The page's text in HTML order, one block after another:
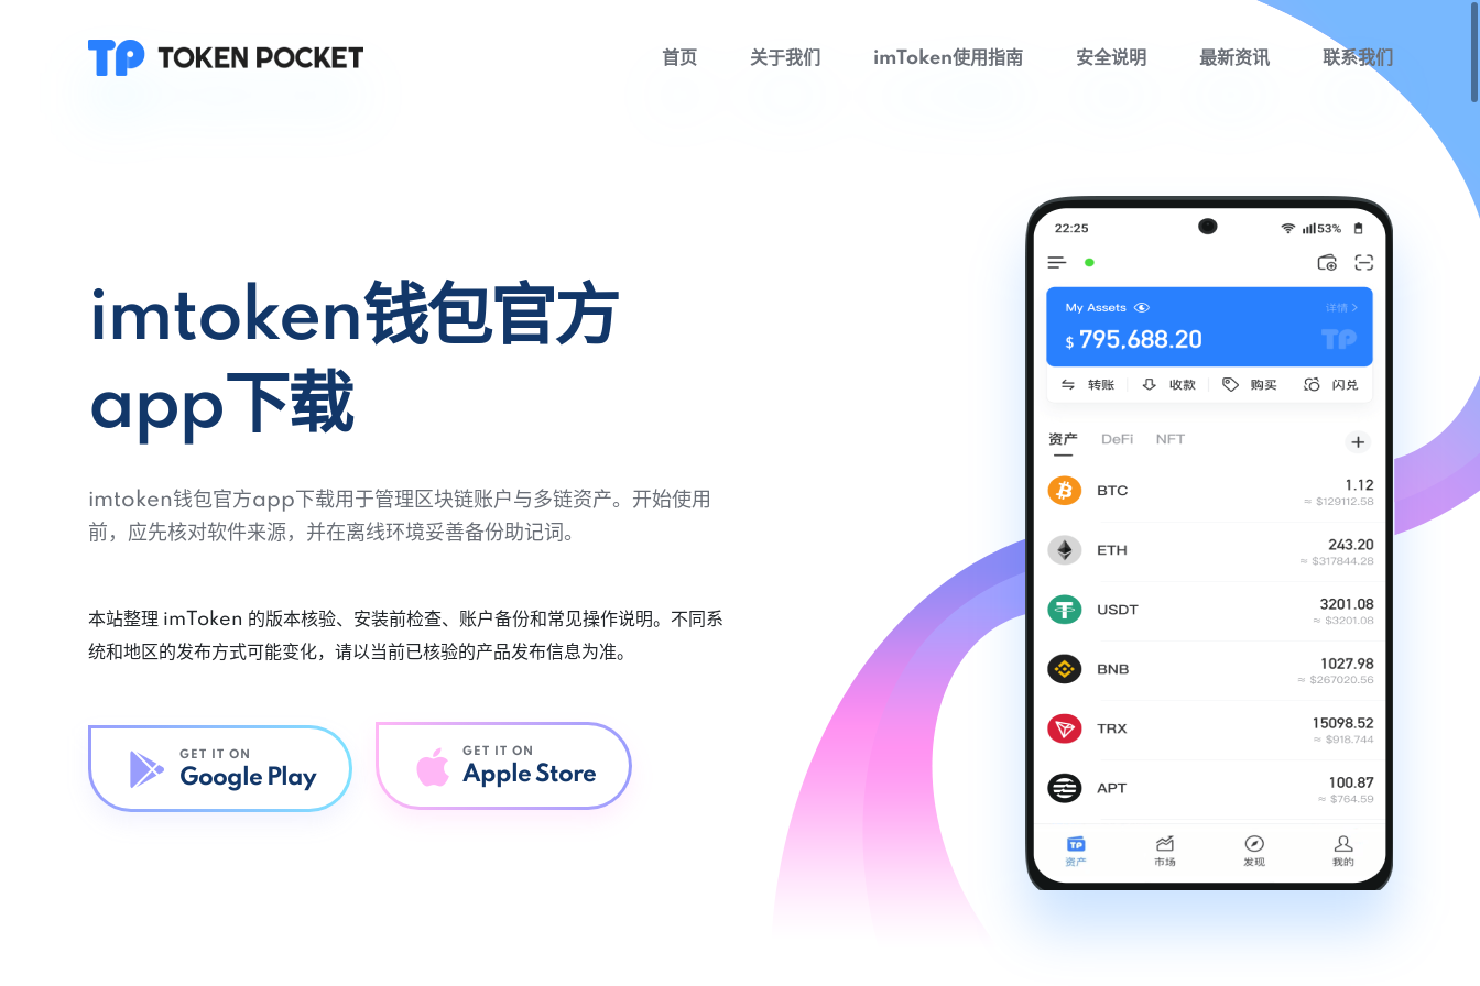
首页 关于我们 imToken使用指南 安全说明 最新资讯 联系我们
imtoken钱包官方
app下载
imtoken钱包官方app下载用于管理区块链账户与多链资产。开始使用
前，应先核对软件来源，并在离线环境妥善备份助记词。
本站整理 imToken 的版本核验、安装前检查、账户备份和常见操作说明。不同系
统和地区的发布方式可能变化，请以当前已核验的产品发布信息为准。
GET IT ON
Google Play
GET IT ON
Apple Store